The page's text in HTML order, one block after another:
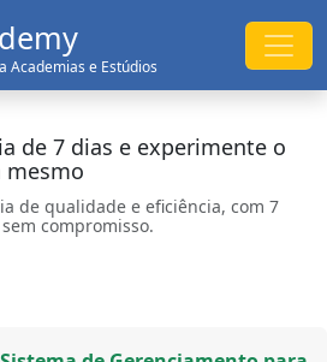
Academias e Estúdios
de 7 dias e experimente o
mesmo
de qualidade e eficiência, com 7
compromisso.